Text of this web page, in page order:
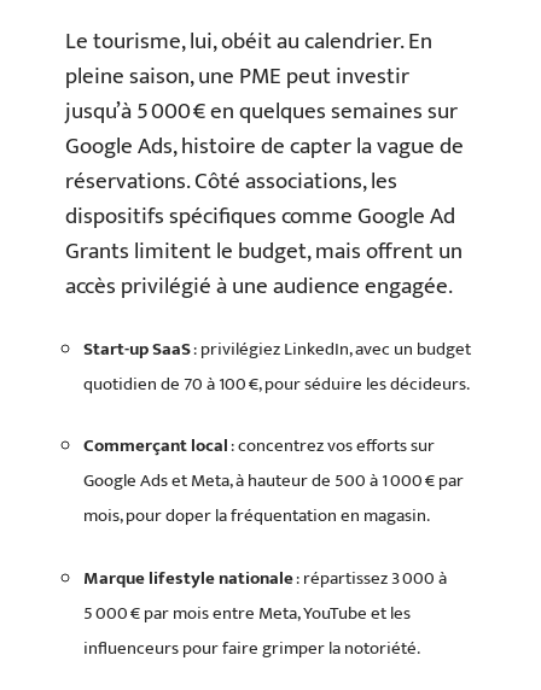
Le tourisme, lui, obéit au calendrier. En
pleine saison, une PME peut investir
jusqu’à 5 000 € en quelques semaines sur
Google Ads, histoire de capter la vague de
réservations. Côté associations, les
dispositifs spécifiques comme Google Ad
Grants limitent le budget, mais offrent un
accès privilégié à une audience engagée.
Start-up SaaS: privilégiez LinkedIn, avec un budget
quotidien de 70 à 100 €, pour séduire les décideurs.
Commerçant local: concentrez vos efforts sur
Google Ads et Meta, à hauteur de 500 à 1 000 € par
mois, pour doper la fréquentation en magasin.
Marque lifestyle nationale: répartissez 3 000 à
5 000 € par mois entre Meta, YouTube et les
influenceurs pour faire grimper la notoriété.